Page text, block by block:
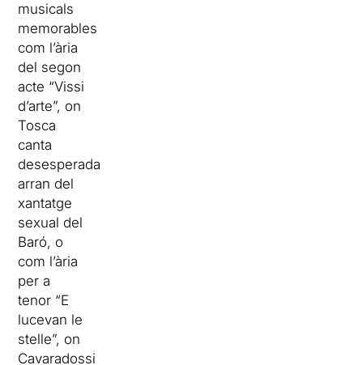
musicals
memorables
com l’ària
del segon
acte “Vissi
d’arte”, on
Tosca
canta
desesperada
arran del
xantatge
sexual del
Baró, o
com l’ària
per a
tenor “E
lucevan le
stelle”, on
Cavaradossi